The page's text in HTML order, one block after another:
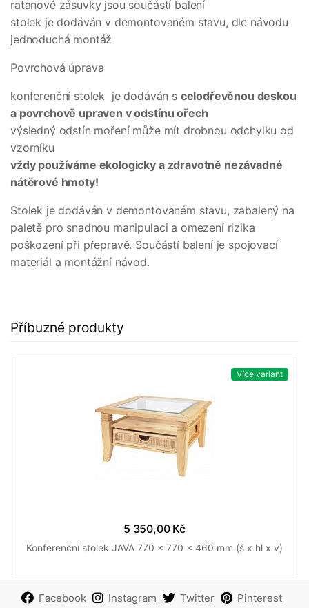
ratanové zásuvky jsou součástí balení
stolek je dodáván v demontovaném stavu, dle návodu
jednoduchá montáž
Povrchová úprava
konferenční stolek je dodáván s celodřevěnou deskou
a povrchově upraven v odstínu ořech
výsledný odstín moření může mít drobnou odchylku od
vzorníku
vždy používáme ekologicky a zdravotně nezávadné
nátěrové hmoty!
Stolek je dodáván v demontovaném stavu, zabalený na
paletě pro snadnou manipulaci a omezení rizika
poškození při přepravě. Součástí balení je spojovací
materiál a montážní návod.
Příbuzné produkty
Více variant
5 350,00 Kč
Konferenční stolek JAVA 770 x 770 x 460 mm (š x hl x v)
Facebook Instagram Twitter Pinterest